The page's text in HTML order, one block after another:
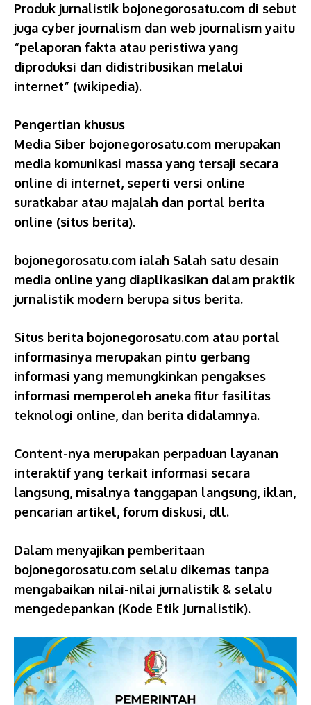
Produk jurnalistik bojonegorosatu.com di sebut
juga cyber journalism dan web journalism yaitu
“pelaporan fakta atau peristiwa yang
diproduksi dan didistribusikan melalui
internet” (wikipedia).
Pengertian khusus
Media Siber bojonegorosatu.com merupakan
media komunikasi massa yang tersaji secara
online di internet, seperti versi online
suratkabar atau majalah dan portal berita
online (situs berita).
bojonegorosatu.com ialah Salah satu desain
media online yang diaplikasikan dalam praktik
jurnalistik modern berupa situs berita.
Situs berita bojonegorosatu.com atau portal
informasinya merupakan pintu gerbang
informasi yang memungkinkan pengakses
informasi memperoleh aneka fitur fasilitas
teknologi online, dan berita didalamnya.
Content-nya merupakan perpaduan layanan
interaktif yang terkait informasi secara
langsung, misalnya tanggapan langsung, iklan,
pencarian artikel, forum diskusi, dll.
Dalam menyajikan pemberitaan
bojonegorosatu.com selalu dikemas tanpa
mengabaikan nilai-nilai jurnalistik & selalu
mengedepankan (Kode Etik Jurnalistik).